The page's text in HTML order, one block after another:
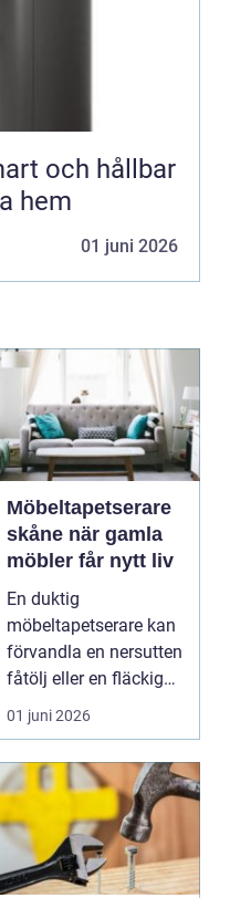
hem
01 juni 2026
Möbeltapetserare
skåne när gamla
möbler får nytt liv
En duktig
möbeltapetserare kan
förvandla en nersutten
fåtölj eller en fläckig
soffa till en favoritm...
01 juni 2026